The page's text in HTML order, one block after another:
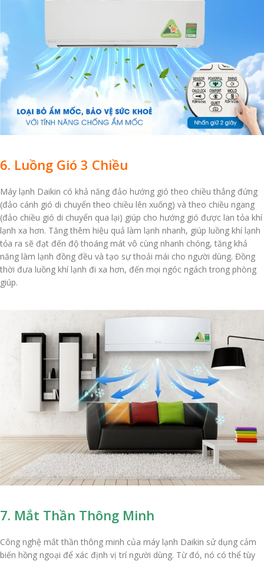
6. Luồng Gió 3 Chiều
Máy lạnh Daikin có khả năng đảo hướng gió theo chiều thẳng đứng
(đảo cánh gió di chuyển theo chiều lên xuống) và theo chiều ngang
(đảo chiều gió di chuyển qua lại) giúp cho hướng gió được lan tỏa khí
lạnh xa hơn. Tăng thêm hiệu quả làm lạnh nhanh, giúp luồng khí lạnh
tỏa ra sẽ đạt đến độ thoáng mát vô cùng nhanh chóng, tăng khả
năng làm lạnh đồng đều và tạo sự thoải mái cho người dùng. Đồng
thời đưa luồng khí lạnh đi xa hơn, đến mọi ngóc ngách trong phòng
giúp.
7. Mắt Thần Thông Minh
Công nghệ mắt thần thông minh của máy lạnh Daikin sử dụng cảm
biến hồng ngoại để xác định vị trí người dùng. Từ đó, nó có thể tùy